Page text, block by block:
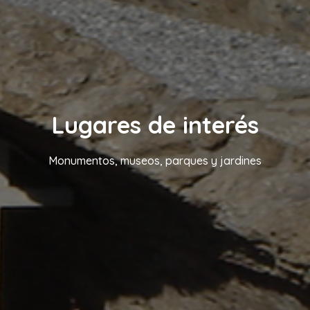
Lugares de interés
Monumentos, museos, parques y jardines